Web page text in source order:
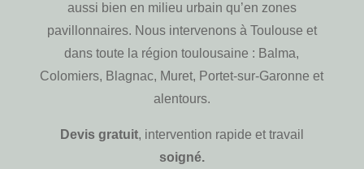
aussi bien en milieu urbain qu’en zones
pavillonnaires. Nous intervenons à Toulouse et
dans toute la région toulousaine : Balma,
Colomiers, Blagnac, Muret, Portet-sur-Garonne et
alentours.
Devis gratuit, intervention rapide et travail
soigné.